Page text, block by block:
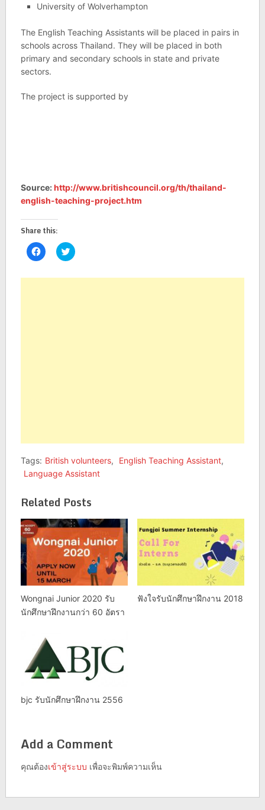
University of Wolverhampton
The English Teaching Assistants will be placed in pairs in
schools across Thailand. They will be placed in both
primary and secondary schools in state and private
sectors.
The project is supported by
Source:http://www.britishcouncil.org/th/thailand-
english-teaching-project.htm
Share this:
Click
to
Facebook
Click
to
Twitter
Tags: British volunteers, English Teaching Assistant,
Language Assistant
Related Posts
Wongnai Junior 2020 รับ
นักศึกษาฝึกงานกว่า 60 อัตรา
ฟังใจรับนักศึกษาฝึกงาน 2018
bjc รับนักศึกษาฝึกงาน 2556
Add a Comment
คุณต้องเข้าสู่ระบบ เพื่อจะพิมพ์ความเห็น